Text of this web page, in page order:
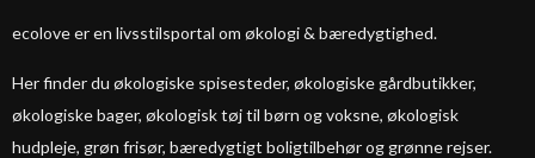
ecolove er en livsstilsportal om økologi & bæredygtighed.
Her finder du økologiske spisesteder, økologiske gårdbutikker,
økologiske bager, økologisk tøj til børn og voksne, økologisk
hudpleje, grøn frisør, bæredygtigt boligtilbehør og grønne rejser.